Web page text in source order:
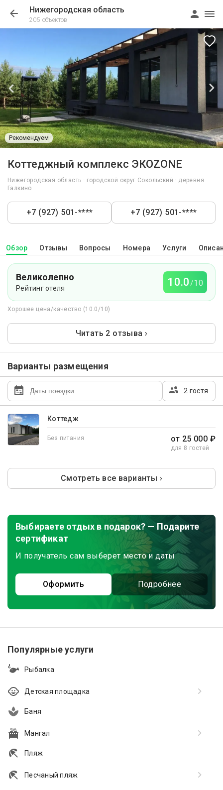
Нижегородская область
205 объектов
Рекомендуем
Коттеджный комплекс ЭКОZONE
Нижегородская область · городской округ Сокольский · деревня
Галкино
+7 (927) 501-**** +7 (927) 501-****
Обзор Отзывы Вопросы Номера Услуги
Великолепно
Рейтинг отеля 10.0/10
Хорошее цена/качество (10.0/10)
Читать 2 отзыва ›
Варианты размещения
2 гостя
Коттедж
Без питания от 25 000 ₽
для 8 гостей
Смотреть все варианты ›
Выбираете отдых в подарок? — Подарите
сертификат
И получатель сам выберет место и даты
Оформить Подробнее
Популярные услуги
Рыбалка
Детская площадка
Баня
Мангал
Пляж
Песчаный пляж